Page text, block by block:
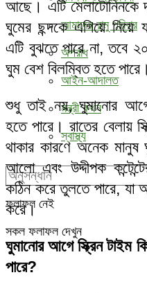
আমাদের রামু পরিবার
অপরাধ
আইন-আদালত
মন্ত্রী কথন
স্বাস্থ্য
ফলাফল নেই
সকল ফলাফল দেখুন
আছে। এটি মেলাটোনিনকে
ঘুমের ছন্দকে এগিয়ে নিয়ে
এটি বুঝতে পারে না, তবে
ঘুম বেশ বিলম্বিত হতে পারে।
শুধু তাই নয়, ঘুমানোর আগে
হতে পারে। রাতের বেলায়
থাকার কারণে অনেক
আলো এবং উদ্দীপক
কঠিন করে তুলতে পারে, যা
করে।
ঘুমানোর আগে স্ক্রিন টাইম
পারে?